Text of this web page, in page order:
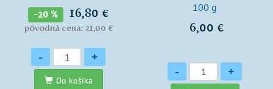
-20 % 16,80 €
pôvodná cena: 21,00 €
Množstvo
- +
Do košíka
100 g
6,00 €
Množstvo
- +